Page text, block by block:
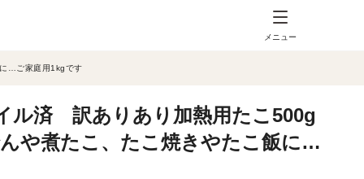
メニュー
…ご家庭用1kgです
ル済 訳ありあり加熱用たこ500g
や煮たこ、たこ焼きやたこ飯に…